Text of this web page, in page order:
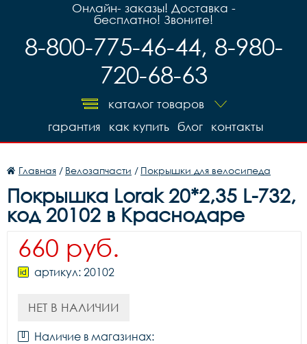
Онлайн- заказы! Доставка -
бесплатно! Звоните!
8-800-775-46-44, 8-980-
720-68-63
каталог товаров
контакты
блог
как купить
гарантия
Главная / Велозапчасти / Покрышки для велосипеда
Покрышка Lorak 20*2,35 L-732,
код 20102 в Краснодаре
660 руб.
артикул: 20102
НЕТ В НАЛИЧИИ
Наличие в магазинах: